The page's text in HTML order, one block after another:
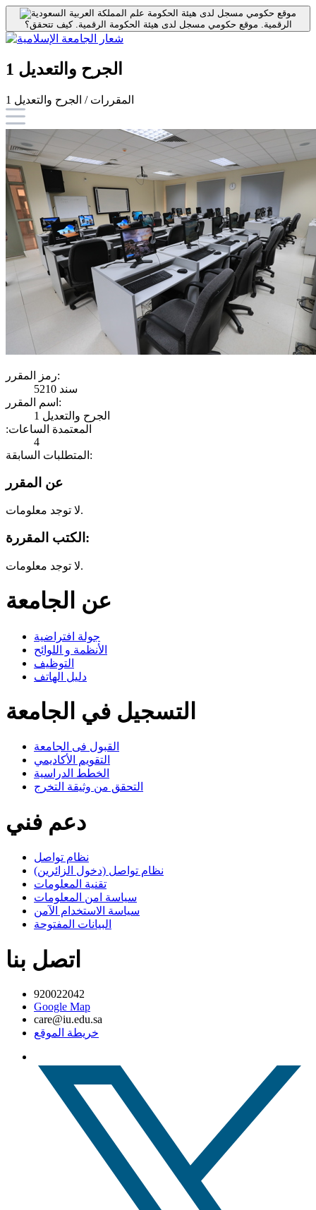
موقع حكومي مسجل لدى هيئة الحكومة
الرقمية. موقع حكومي مسجل لدى هيئة الحكومة الرقمية.كيف تتحقق؟
الجرح والتعديل 1
المقررات / الجرح والتعديل 1
رمز المقرر:
سند 5210
اسم المقرر:
الجرح والتعديل 1
:المعتمدة الساعات
4
المتطلبات السابقة:
عن المقرر
لا توجد معلومات.
الكتب المقررة:
لا توجد معلومات.
عن الجامعة
جولة افتراضية
الأنظمة و اللوائح
التوظيف
دليل الهاتف
التسجيل في الجامعة
القبول فى الجامعة
التقويم الأكاديمي
الخطط الدراسية
التحقق من وثيقة التخرج
دعم فني
نظام تواصل
نظام تواصل (دخول الزائرين)
تقنية المعلومات
سياسة امن المعلومات
سياسة الاستخدام الآمن
البيانات المفتوحة
اتصل بنا
920022042
Google Map
care@iu.edu.sa
خريطة الموقع